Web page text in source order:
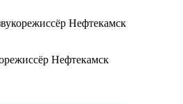
Нефтекамск
Нефтекамск